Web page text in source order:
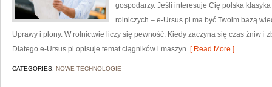
gospodarzy. Jeśli interesuje Cię polska
rolniczych – e-Ursus.pl ma być Twoim bazą
Uprawy i plony. W rolnictwie liczy się pewność. Kiedy zaczyna się czas żniw i
Dlatego e-Ursus.pl opisuje temat ciągników i maszyn [ Read More ]
CATEGORIES: NOWE TECHNOLOGIE